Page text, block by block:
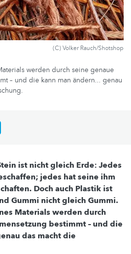
(C) Volker Rauch/Shotshop
werden durch seine genaue
– und die kann man ändern... genau
ist nicht gleich Erde: Jedes
jedes hat seine ihm
Doch auch Plastik ist
Gummi nicht gleich Gummi.
Materials werden durch
bestimmt – und die
das macht die